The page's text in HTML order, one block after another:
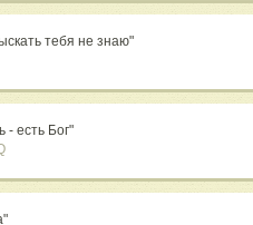
тебя не знаю"
- есть Бог"